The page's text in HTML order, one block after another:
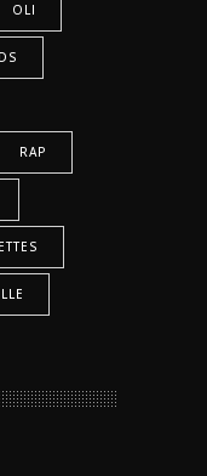
OLI
RAP